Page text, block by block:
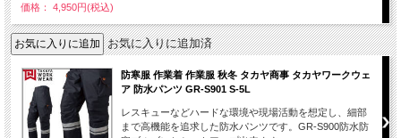
価格： 4,950円(税込)
お気に入りに追加済
防寒服 作業着 作業服 秋冬 タカヤ商事 タカヤワークウェ
ア 防水パンツ GR-S901 S-5L
レスキューなどハードな環境や現場活動を想定し、細部
まで高機能を追求した防水パンツです。GR-S900防水防